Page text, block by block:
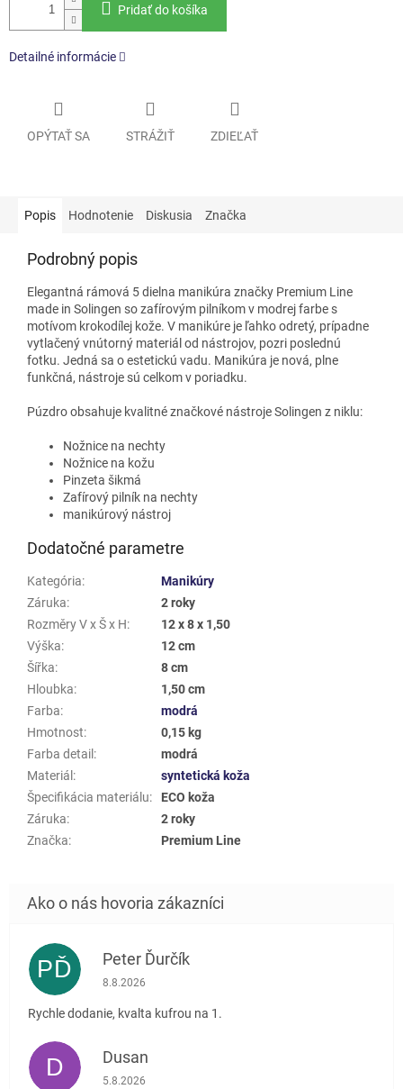
Pridať do košíka
Detailné informácie
OPÝTAŤ SA STRÁŽIŤ ZDIEĽAŤ
Popis Hodnotenie Diskusia Značka
Podrobný popis
Elegantná rámová 5 dielna manikúra značky Premium Line
made in Solingen so zafírovým pilníkom v modrej farbe s
motívom krokodílej kože. V manikúre je ľahko odretý, prípadne
vytlačený vnútorný materiál od nástrojov, pozri poslednú
fotku. Jedná sa o estetickú vadu. Manikúra je nová, plne
funkčná, nástroje sú celkom v poriadku.
Púzdro obsahuje kvalitné značkové nástroje Solingen z niklu:
Nožnice na nechty
Nožnice na kožu
Pinzeta šikmá
Zafírový pilník na nechty
manikúrový nástroj
Dodatočné parametre
Kategória:
Manikúry
Záruka:
2 roky
Rozměry V x Š x H:
12 x 8 x 1,50
Výška:
12 cm
Šířka:
8 cm
Hloubka:
1,50 cm
Farba:
modrá
Hmotnost:
0,15 kg
Farba detail :
modrá
Materiál :
syntetická koža
Špecifikácia materiálu:
ECO koža
Záruka:
2 roky
Značka: Premium Line
PĎ Peter Ďurčík
Hodnotenie obchodu je 5 z 5 hviezdičiek.
8.8.2026
Rychle dodanie, kvalta kufrou na 1.
D Dusan
Hodnotenie obchodu je 5 z 5 hviezdičiek.
5.8.2026